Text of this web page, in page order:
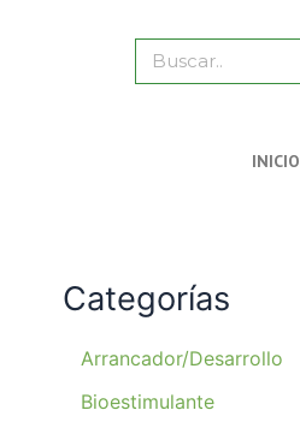
Buscar
INICIO
Categorías
Arrancador/Desarrollo
Bioestimulante